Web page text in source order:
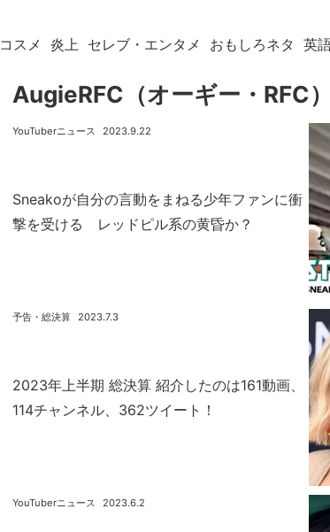
コスメ 炎上 セレブ・エンタメ おもしろネタ 英
AugieRFC（オーギー・RFC）
Sneakoが自分の言動をまねる少年ファンに衝
撃を受ける レッドピル系の黄昏か？
2023.9.22
YouTuberニュース
2023年上半期 総決算 紹介したのは161動画、
114チャンネル、362ツイート！
2023.7.3
予告・総決算
2023.6.2
YouTuberニュース